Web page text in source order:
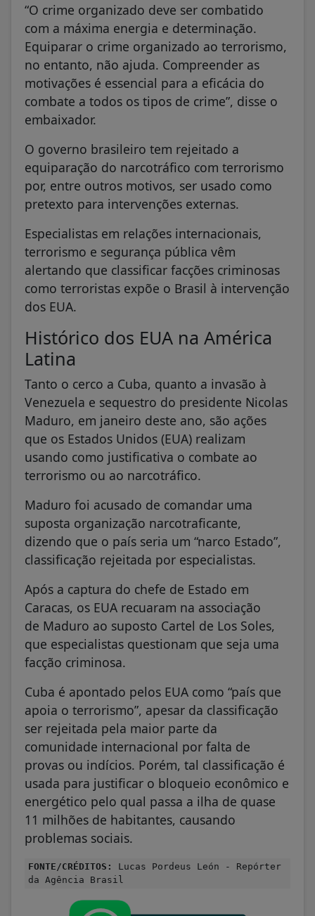
“O crime organizado deve ser combatido
com a máxima energia e determinação.
Equiparar o crime organizado ao terrorismo,
no entanto, não ajuda. Compreender as
motivações é essencial para a eficácia do
combate a todos os tipos de crime”, disse o
embaixador.
O governo brasileiro tem rejeitado a
equiparação do narcotráfico com terrorismo
por, entre outros motivos, ser usado como
pretexto para intervenções externas.
Especialistas em relações internacionais,
terrorismo e segurança pública vêm
alertando que classificar facções criminosas
como terroristas expõe o Brasil à intervenção
dos EUA.
Histórico dos EUA na América
Latina
Tanto o cerco a Cuba, quanto a invasão à
Venezuela e sequestro do presidente Nicolas
Maduro, em janeiro deste ano, são ações
que os Estados Unidos (EUA) realizam
usando como justificativa o combate ao
terrorismo ou ao narcotráfico.
Maduro foi acusado de comandar uma
suposta organização narcotraficante,
dizendo que o país seria um “narco Estado”,
classificação rejeitada por especialistas.
Após a captura do chefe de Estado em
Caracas, os EUA recuaram na associação
de Maduro ao suposto Cartel de Los Soles,
que especialistas questionam que seja uma
facção criminosa.
Cuba é apontado pelos EUA como “país que
apoia o terrorismo”, apesar da classificação
ser rejeitada pela maior parte da
comunidade internacional por falta de
provas ou indícios. Porém, tal classificação é
usada para justificar o bloqueio econômico e
energético pelo qual passa a ilha de quase
11 milhões de habitantes, causando
problemas sociais.
FONTE/CRÉDITOS:
Lucas Pordeus León - Repórter
da Agência Brasil